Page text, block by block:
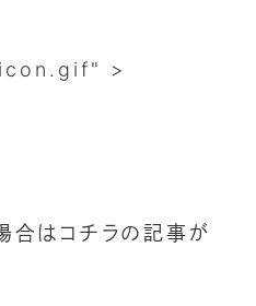
>
合はコチラの記事が